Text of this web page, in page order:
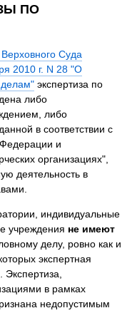
ПО
Суда
2010 г. N 28 "О
делам" экспертиза по
либо
либо
в соответствии с
и
организациях",
деятельность в
индивидуальные
учреждения не имеют
делу, ровно как и
экспертная
Экспертиза,
в рамках
недопустимым